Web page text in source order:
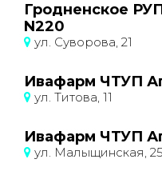
Гродненское
N220
ул. Суворова, 21
Ивафарм ЧТУП
ул. Титова, 11
Ивафарм ЧТУП
ул. Малыщинская,